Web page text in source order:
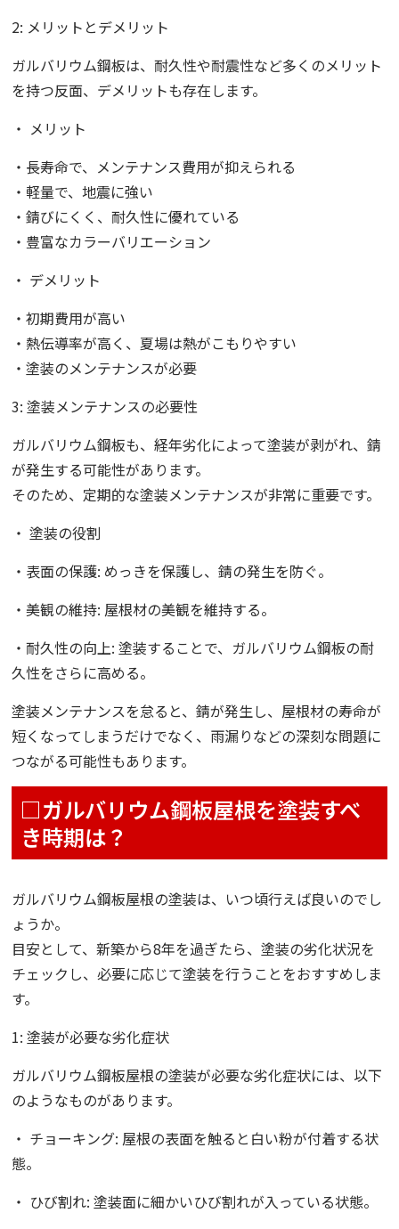
2: メリットとデメリット
ガルバリウム鋼板は、耐久性や耐震性など多くのメリット
を持つ反面、デメリットも存在します。
・ メリット
・長寿命で、メンテナンス費用が抑えられる
・軽量で、地震に強い
・錆びにくく、耐久性に優れている
・豊富なカラーバリエーション
・ デメリット
・初期費用が高い
・熱伝導率が高く、夏場は熱がこもりやすい
・塗装のメンテナンスが必要
3: 塗装メンテナンスの必要性
ガルバリウム鋼板も、経年劣化によって塗装が剥がれ、錆
が発生する可能性があります。
そのため、定期的な塗装メンテナンスが非常に重要です。
・ 塗装の役割
・表面の保護: めっきを保護し、錆の発生を防ぐ。
・美観の維持: 屋根材の美観を維持する。
・耐久性の向上: 塗装することで、ガルバリウム鋼板の耐
久性をさらに高める。
塗装メンテナンスを怠ると、錆が発生し、屋根材の寿命が
短くなってしまうだけでなく、雨漏りなどの深刻な問題に
つながる可能性もあります。
□ガルバリウム鋼板屋根を塗装すべ
き時期は？
ガルバリウム鋼板屋根の塗装は、いつ頃行えば良いのでし
ょうか。
目安として、新築から8年を過ぎたら、塗装の劣化状況を
チェックし、必要に応じて塗装を行うことをおすすめしま
す。
1: 塗装が必要な劣化症状
ガルバリウム鋼板屋根の塗装が必要な劣化症状には、以下
のようなものがあります。
・ チョーキング: 屋根の表面を触ると白い粉が付着する状
態。
・ ひび割れ: 塗装面に細かいひび割れが入っている状態。